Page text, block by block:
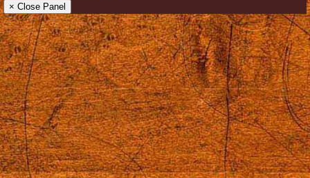
× Close Panel